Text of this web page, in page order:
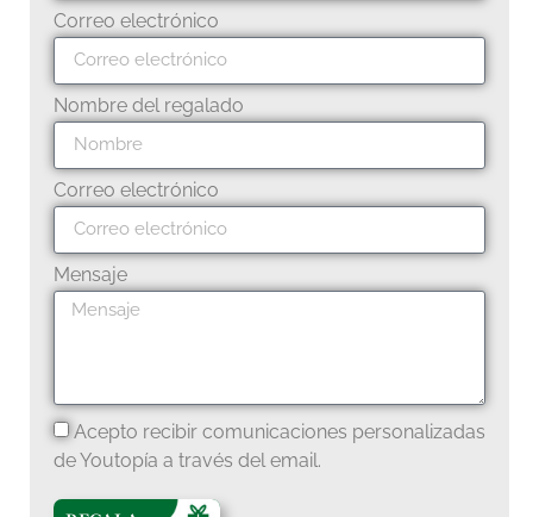
Correo electrónico
Nombre del regalado
Correo electrónico
Mensaje
Acepto recibir comunicaciones personalizadas
de Youtopía a través del email.